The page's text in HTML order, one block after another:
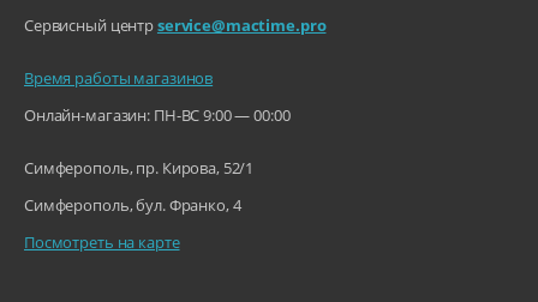
Сервисный центрservice@mactime.pro
Время работы магазинов
Онлайн-магазин: ПН-ВС 9:00 — 00:00
Симферополь, пр. Кирова, 52/1
Симферополь, бул. Франко, 4
Посмотреть на карте